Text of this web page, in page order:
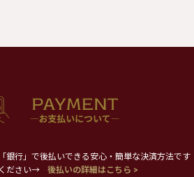
銀行」で後払いできる安心・簡単な決済方法です
ださい→
後払いの詳細はこちら >